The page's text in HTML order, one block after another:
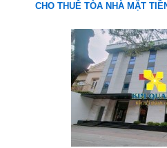
CHO THUÊ TÒA NHÀ MẶT